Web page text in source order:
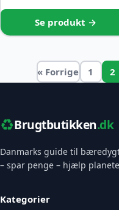
Se produkt →
« Forrige 1 2
♻️Brugtbutikken.dk
Danmarks guide til
– spar penge – hjælp
Kategorier